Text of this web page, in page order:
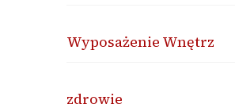
Wyposażenie Wnętrz
zdrowie